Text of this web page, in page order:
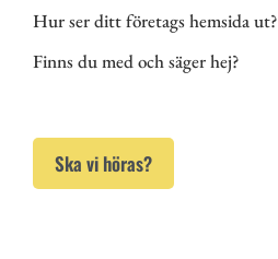
Hur ser ditt företags hemsida ut?
Finns du med och säger hej?
Ska vi höras?